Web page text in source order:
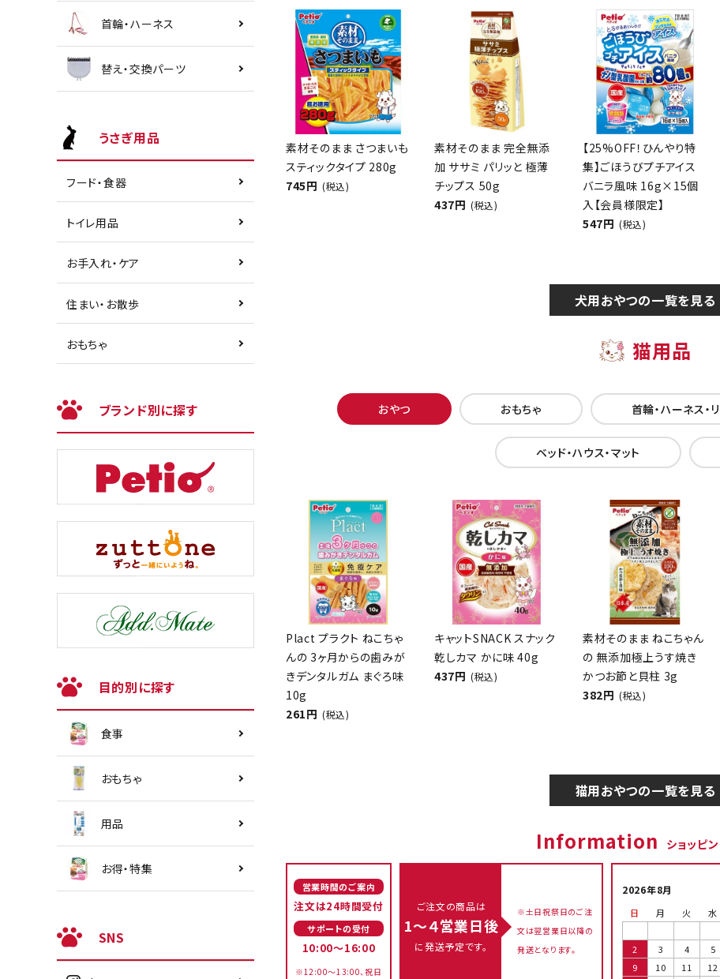
首輪・ハーネス
替え・交換パーツ
うさぎ用品
フード・食器
トイレ用品
お手入れ・ケア
住まい・お散歩
おもちゃ
ブランド別に探す
目的別に探す
食事
おもちゃ
用品
お得・特集
SNS
素材そのまま さつまいも
スティックタイプ 280g
745円 (税込)
素材そのまま 完全無添
加 ササミ パリッと 極薄
チップス 50g
437円 (税込)
【25%OFF！ひんやり特
集】ごほうびプチアイス
バニラ風味 16g×15個
入【会員様限定】
547円 (税込)
犬用おやつの一覧を見る
猫用品
おやつ おもちゃ 首輪・ハーネス・
ベッド・ハウス・マット
Plact プラクト ねこちゃ
んの 3ヶ月からの歯みが
きデンタルガム まぐろ味
10g
261円 (税込)
キャットSNACK スナック
乾しカマ かに味 40g
437円 (税込)
素材そのまま ねこちゃん
の 無添加極上うす焼き
かつお節と貝柱 3g
382円 (税込)
猫用おやつの一覧を見る
Information ショッピ
営業時間のご案内
注文は24時間受付
サポートの受付
10:00～16:00
※12:00～13:00、祝日
ご注文の商品は
1～４営業日後
に発送予定です。
※土日祝祭日のご注
文は翌営業日以降の
発送となります。
2026年8月
日 月 火 水
2
3 4 5
9
10 11 12